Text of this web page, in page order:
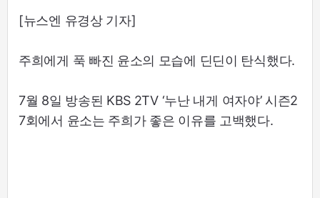
[뉴스엔 유경상 기자]
주희에게 푹 빠진 윤소의 모습에 딘딘이 탄식했다.
7월 8일 방송된 KBS 2TV ‘누난 내게 여자야’ 시즌2
7회에서 윤소는 주희가 좋은 이유를 고백했다.